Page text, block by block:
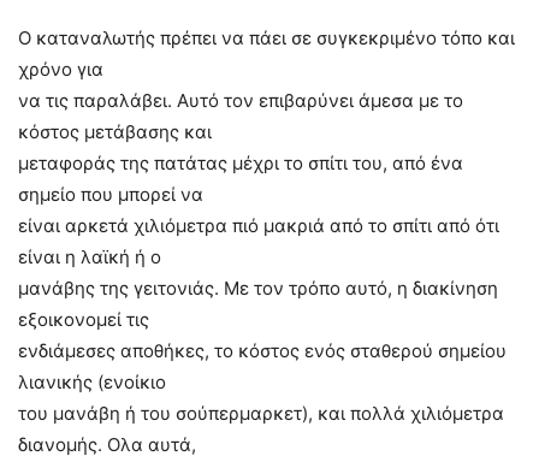
Ο καταναλωτής πρέπει να πάει σε συγκεκριμένο τόπο και
χρόνο για
να τις παραλάβει. Αυτό τον επιβαρύνει άμεσα με το
κόστος μετάβασης και
μεταφοράς της πατάτας μέχρι το σπίτι του, από ένα
σημείο που μπορεί να
είναι αρκετά χιλιόμετρα πιό μακριά από το σπίτι από ότι
είναι η λαϊκή ή ο
μανάβης της γειτονιάς. Με τον τρόπο αυτό, η διακίνηση
εξοικονομεί τις
ενδιάμεσες αποθήκες, το κόστος ενός σταθερού σημείου
λιανικής (ενοίκιο
του μανάβη ή του σούπερμαρκετ), και πολλά χιλιόμετρα
διανομής. Ολα αυτά,